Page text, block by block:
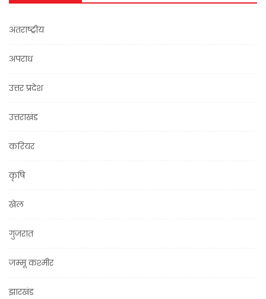
अंतराष्ट्रीय
अपराध
उत्तर प्रदेश
उत्तराखंड
करियर
कृषि
खेल
गुजरात
जम्मू कश्मीर
झारखंड